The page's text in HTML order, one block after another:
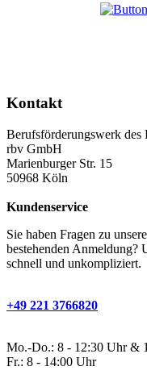
Kontakt
Berufsförderungswerk des
rbv GmbH
Marienburger Str. 15
50968 Köln
Kundenservice
Sie haben Fragen zu
bestehenden Anmeldung?
schnell und unkompliziert.
+49 221 3766820
Mo.-Do.: 8 - 12:30 Uhr &
Fr.: 8 - 14:00 Uhr